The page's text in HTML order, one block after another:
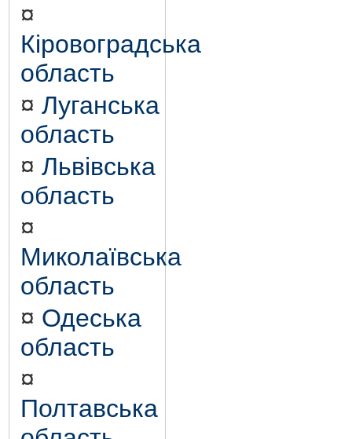
¤
Кіровоградська
область
¤ Луганська
область
¤ Львівська
область
¤
Миколаївська
область
¤ Одеська
область
¤
Полтавська